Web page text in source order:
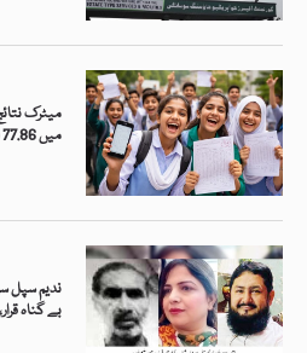
میں 77.86 فیصد طلبہ کامیاب
ندیم سپل
بے گناہ